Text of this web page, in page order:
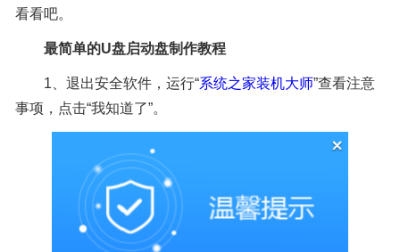
看看吧。
最简单的U盘启动盘制作教程
1、退出安全软件，运行“系统之家装机大师”查看注意
事项，点击“我知道了”。